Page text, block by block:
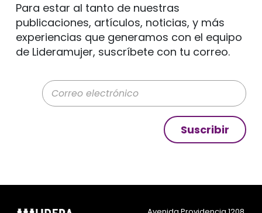
Para estar al tanto de nuestras
publicaciones, artículos, noticias, y más
experiencias que generamos con el equipo
de Lideramujer, suscríbete con tu correo.
Correo electrónico
Suscribir